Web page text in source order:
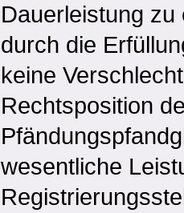
Dauerleistung
durch die
keine
Rechtsposition
wesentliche